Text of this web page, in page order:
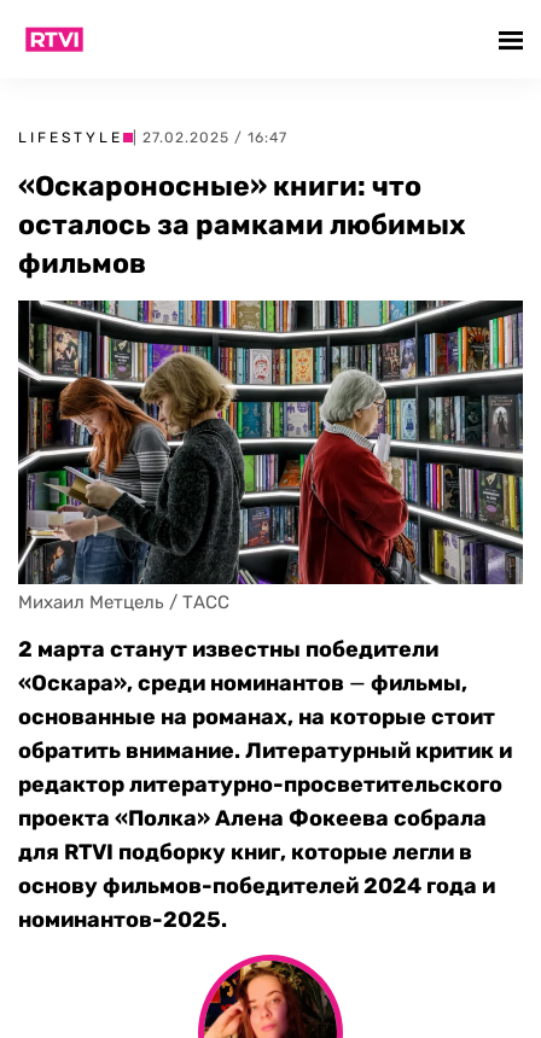
LIFESTYLE | 27.02.2025 / 16:47
«Оскароносные» книги: что
осталось за рамками любимых
фильмов
Михаил Метцель / ТАСС
2 марта станут известны победители
«Оскара», среди номинантов — фильмы,
основанные на романах, на которые стоит
обратить внимание. Литературный критик и
редактор литературно-просветительского
проекта «Полка» Алена Фокеева собрала
для RTVI подборку книг, которые легли в
основу фильмов-победителей 2024 года и
номинантов-2025.